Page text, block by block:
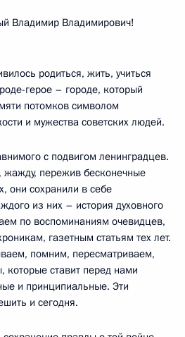
Владимир Владимирович!
родиться, жить, учиться
герое – городе, который
потомков символом
и мужества советских людей.
с подвигом ленинградцев.
жажду, пережив бесконечные
они сохранили в себе
из них – история духовного
по воспоминаниям очевидцев,
газетным статьям тех лет.
помним, пересматриваем,
которые ставит перед нами
и принципиальные. Эти
и сегодня.